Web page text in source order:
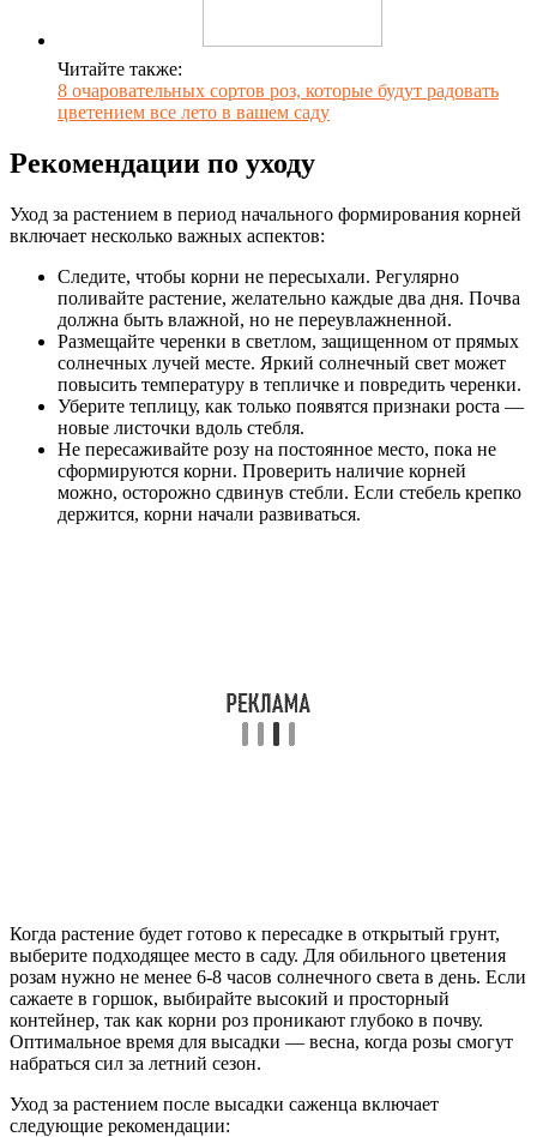
Читайте также:
8 очаровательных сортов роз, которые будут радовать
цветением все лето в вашем саду
Рекомендации по уходу
Уход за растением в период начального формирования корней
включает несколько важных аспектов:
Следите, чтобы корни не пересыхали. Регулярно
поливайте растение, желательно каждые два дня. Почва
должна быть влажной, но не переувлажненной.
Размещайте черенки в светлом, защищенном от прямых
солнечных лучей месте. Яркий солнечный свет может
повысить температуру в тепличке и повредить черенки.
Уберите теплицу, как только появятся признаки роста —
новые листочки вдоль стебля.
Не пересаживайте розу на постоянное место, пока не
сформируются корни. Проверить наличие корней
можно, осторожно сдвинув стебли. Если стебель крепко
держится, корни начали развиваться.
Когда растение будет готово к пересадке в открытый грунт,
выберите подходящее место в саду. Для обильного цветения
розам нужно не менее 6-8 часов солнечного света в день. Если
сажаете в горшок, выбирайте высокий и просторный
контейнер, так как корни роз проникают глубоко в почву.
Оптимальное время для высадки — весна, когда розы смогут
набраться сил за летний сезон.
Уход за растением после высадки саженца включает
следующие рекомендации: